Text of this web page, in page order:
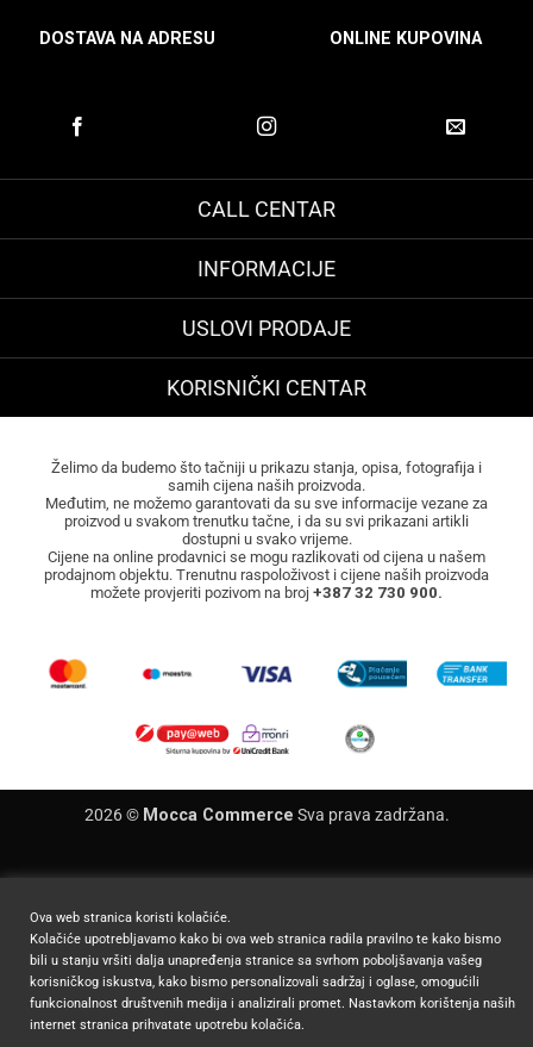
DOSTAVA NA ADRESU ONLINE KUPOVINA
CALL CENTAR
INFORMACIJE
USLOVI PRODAJE
KORISNIČKI CENTAR
Želimo da budemo što tačniji u prikazu stanja, opisa, fotografija i
samih cijena naših proizvoda.
Međutim, ne možemo garantovati da su sve informacije vezane za
proizvod u svakom trenutku tačne, i da su svi prikazani artikli
dostupni u svako vrijeme.
Cijene na online prodavnici se mogu razlikovati od cijena u našem
prodajnom objektu. Trenutnu raspoloživost i cijene naših proizvoda
možete provjeriti pozivom na broj +387 32 730 900.
2026 © Mocca Commerce Sva prava zadržana.
Ova web stranica koristi kolačiće.
Kolačiće upotrebljavamo kako bi ova web stranica radila pravilno te kako bismo
bili u stanju vršiti dalja unapređenja stranice sa svrhom poboljšavanja vašeg
korisničkog iskustva, kako bismo personalizovali sadržaj i oglase, omogućili
funkcionalnost društvenih medija i analizirali promet. Nastavkom korištenja naših
internet stranica prihvatate upotrebu kolačića.